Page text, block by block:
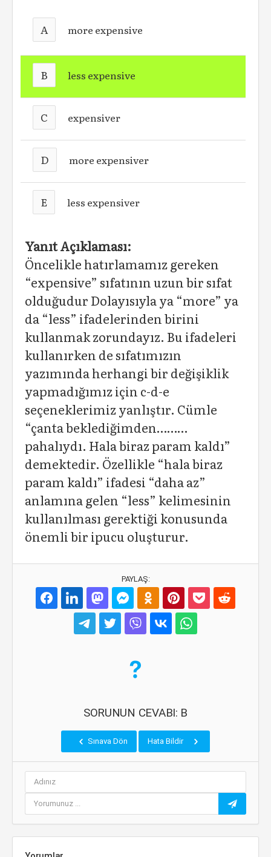
A more expensive
B less expensive
C expensiver
D more expensiver
E less expensiver
Yanıt Açıklaması:
Öncelikle hatırlamamız gereken
“expensive” sıfatının uzun bir sıfat
olduğudur Dolayısıyla ya “more” ya
da “less” ifadelerinden birini
kullanmak zorundayız. Bu ifadeleri
kullanırken de sıfatımızın
yazımında herhangi bir değişiklik
yapmadığımız için c-d-e
seçeneklerimiz yanlıştır. Cümle
“çanta beklediğimden………
pahalıydı. Hala biraz param kaldı”
demektedir. Özellikle “hala biraz
param kaldı” ifadesi “daha az”
anlamına gelen “less” kelimesinin
kullanılması gerektiği konusunda
önemli bir ipucu oluşturur.
PAYLAŞ:
SORUNUN CEVABI: B
Sınava Dön Hata Bildir